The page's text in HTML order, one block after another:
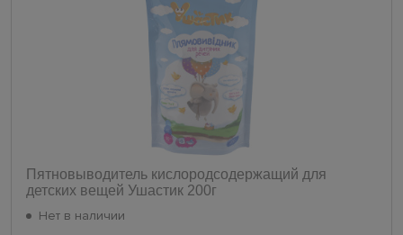
Пятновыводитель кислородсодержащий для
детских вещей Ушастик 200г
Нет в наличии